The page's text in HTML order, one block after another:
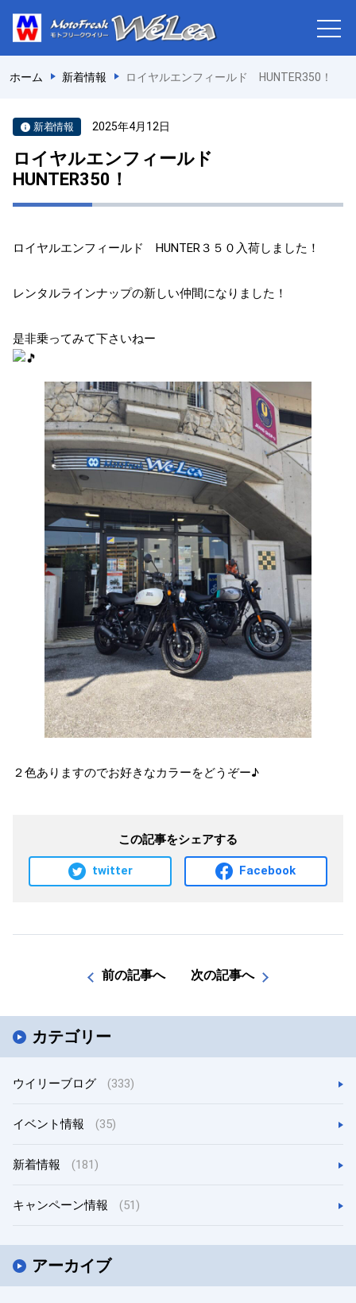
ホーム 新着情報 ロイヤルエンフィールド HUNTER350！
カテゴリー
ウイリーブログ (333)
イベント情報 (35)
新着情報 (181)
キャンペーン情報 (51)
アーカイブ
新着情報 2025年4月12日
ロイヤルエンフィールド
HUNTER350！
ロイヤルエンフィールド HUNTER３５０入荷しました！
レンタルラインナップの新しい仲間になりました！
是非乗ってみて下さいねー
２色ありますのでお好きなカラーをどうぞー♪
この記事をシェアする
twitter Facebook
前の記事へ 次の記事へ